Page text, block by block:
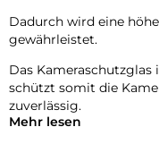
Dadurch wird eine
gewährleistet.
Das
schützt somit die
zuverlässig.
Mehr lesen